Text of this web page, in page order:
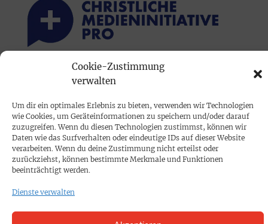
Cookie-Zustimmung
verwalten
Um dir ein optimales Erlebnis zu bieten, verwenden wir Technologien
wie Cookies, um Geräteinformationen zu speichern und/oder darauf
zuzugreifen. Wenn du diesen Technologien zustimmst, können wir
Daten wie das Surfverhalten oder eindeutige IDs auf dieser Website
verarbeiten. Wenn du deine Zustimmung nicht erteilst oder
zurückziehst, können bestimmte Merkmale und Funktionen
beeinträchtigt werden.
Dienste verwalten
PRINTAUSGABE
PROKOMPAKT
Impressum